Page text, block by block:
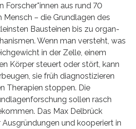
Forscher*innen aus rund 70
– die Grundlagen des
Bausteinen bis zu organ-
Wenn man versteht, was
in der Zelle, einem
Körper steuert oder stört, kann
sie früh diagnostizieren
Therapien stoppen. Die
sollen rasch
Das Max Delbrück
und kooperiert in